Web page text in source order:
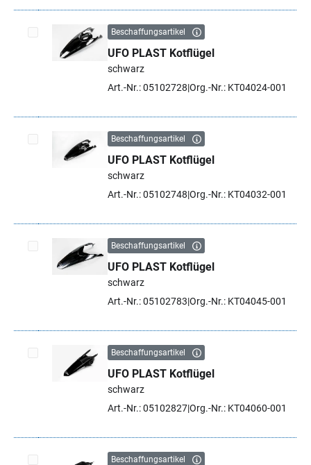
Artikel auswählen
Beschaffungsartikel
UFO PLAST Kotflügel
schwarz
Art.-Nr.: 05102728 Org.-Nr.: KT04024-001
Artikel auswählen
Beschaffungsartikel
UFO PLAST Kotflügel
schwarz
Art.-Nr.: 05102748 Org.-Nr.: KT04032-001
Artikel auswählen
Beschaffungsartikel
UFO PLAST Kotflügel
schwarz
Art.-Nr.: 05102783 Org.-Nr.: KT04045-001
Artikel auswählen
Beschaffungsartikel
UFO PLAST Kotflügel
schwarz
Art.-Nr.: 05102827Org.-Nr.: KT04060-001
Beschaffungsartikel